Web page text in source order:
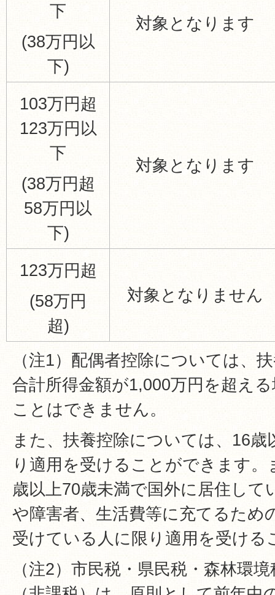
下
(38万円以
下)
対象となります
103万円超
123万円以
下
(38万円超
58万円以
下)
対象となります
123万円超
(58万円
超)
対象となりません
（注1）配偶者控除については、
合計所得金額が1,000万円を超え
ことはできません。
また、扶養控除については、16歳
り適用を受けることができます。
歳以上70歳未満で国外に居住して
や障害者、生活費等に充てるため
受けている人に限り適用を受ける
（注2）市民税・県民税・森林環